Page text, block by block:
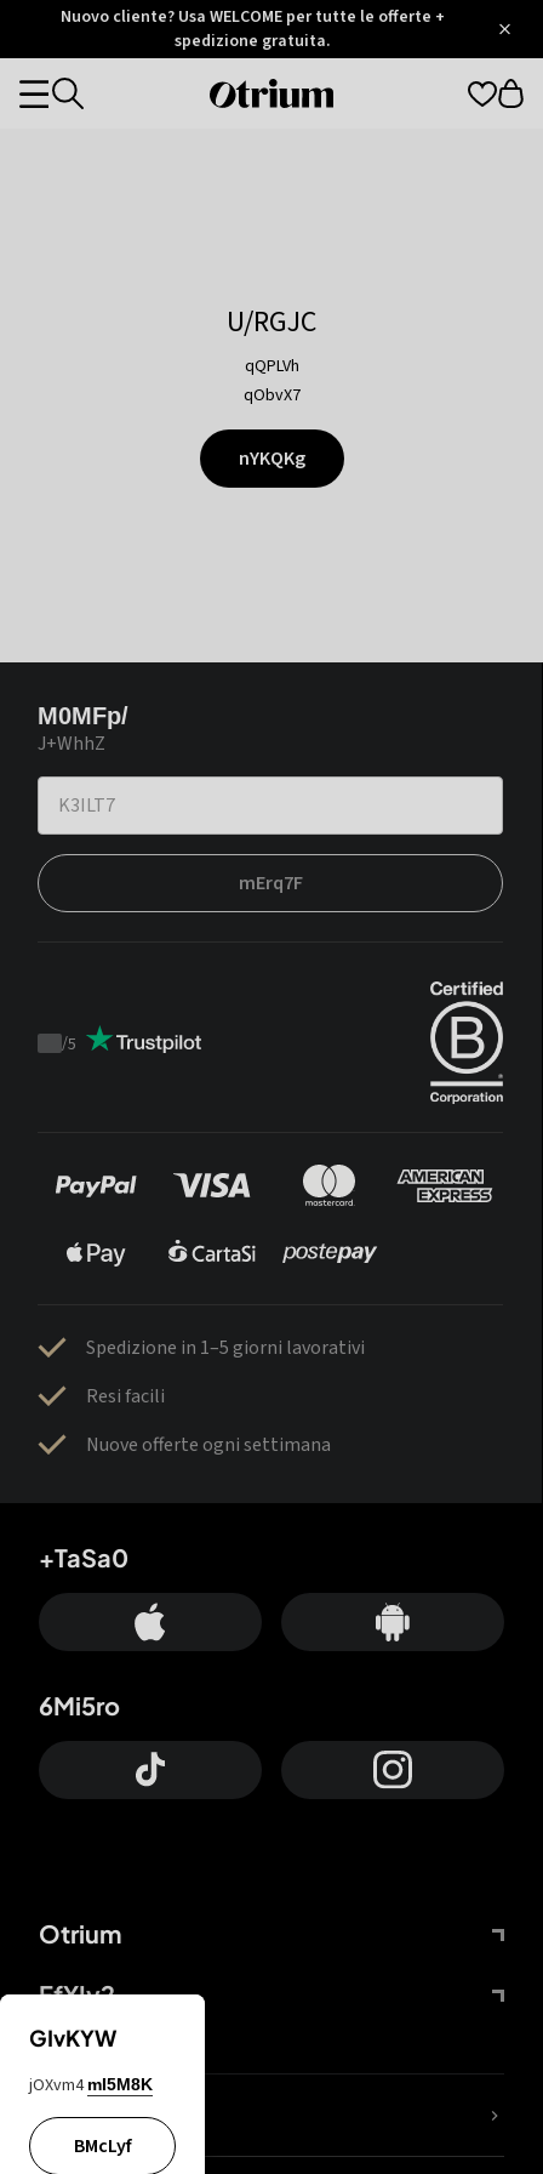
Otrium
Trustpilot
Nuovo cliente? Usa WELCOME per tutte le offerte +
spedizione gratuita.
Otrium
Categories
U/RGJC
qQPLVh
qObvX7
nYKQKg
M0MFp/
J+WhhZ
mErq7F
Trustpilot
/5
Spedizione in 1–5 giorni lavorativi
Resi facili
Nuove offerte ogni settimana
Otrium
FfYIy2
+TaSa0
6Mi5ro
Lj7sBL
GIvKYW
jOXvm4 mI5M8K
BMcLyf